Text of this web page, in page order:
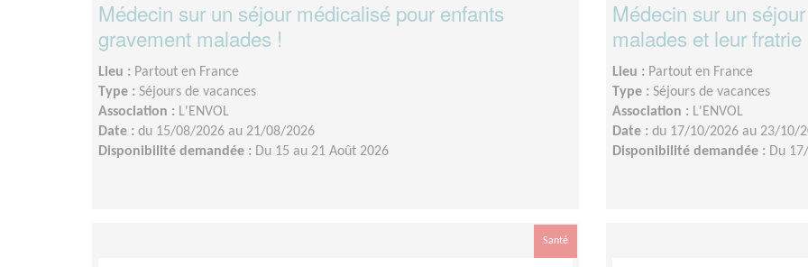
Médecin sur un séjour médicalisé pour enfants
gravement malades !
Lieu : Partout en France
Type : Séjours de vacances
Association : L'ENVOL
Date : du 15/08/2026 au 21/08/2026
Disponibilité demandée : Du 15 au 21 Août 2026
Médecin sur un
malades et leur fratrie
Lieu : Partout en France
Type : Séjours de vacances
Association : L'ENVOL
Date : du 17/10/2026 au 23/10/
Disponibilité demandée : Du
Santé